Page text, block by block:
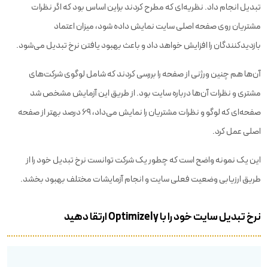
تبدیل انجام داد. نظریه‌ای که مطرح کردند براین اساس بود که اگر نظرات
مشتریان روی صفحه اصلی سایت نمایش داده شود، میزان اعتماد
بازدیدکنندگان را افزایش خواهد داد و باعث بهبود یافتن نرخ تبدیل می‌شود.
آن‌ها هم چنین ورژنی از صفحه را بررسی کردند که شامل لوگوی شرکت‌های
مشتری و نظرات آن‌ها درباره سایت بود. از طریق این آزمایش مشخص شد
صفحه‌ای که لوگو و نظرات مشتریان را نمایش می‌داد، ۶۹ درصد بهتر از صفحه
اصلی عمل کرد.
این یک نمونه واضح است که چطور یک شرکت توانست نرخ تبدیل خود را از
طریق ارزیابی وضعیت فعلی سایت و انجام آزمایشات مختلف بهبود بخشد.
نرخ تبدیل سایت خود را با Optimizely ارتقا دهید